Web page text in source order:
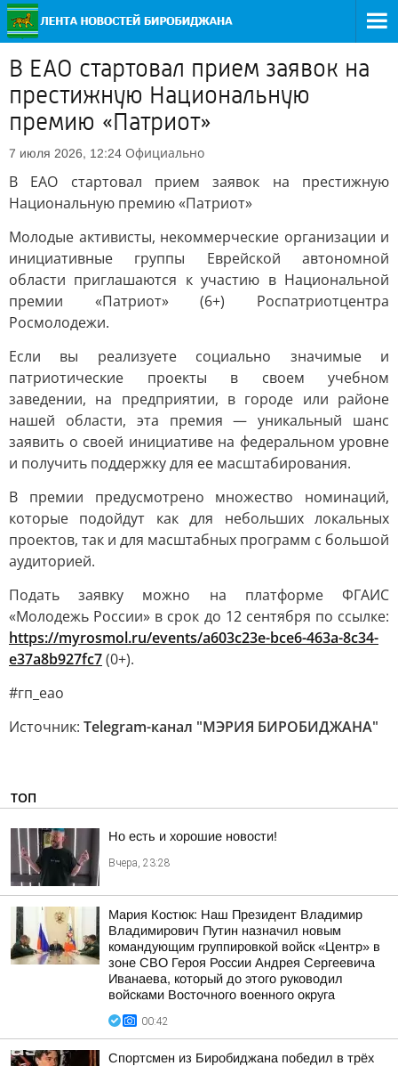
В ЕАО стартовал прием заявок на
престижную Национальную
премию «Патриот»
7 июля 2026, 12:24 Официально
В ЕАО стартовал прием заявок на престижную
Национальную премию «Патриот»
Молодые активисты, некоммерческие организации и
инициативные группы Еврейской автономной
области приглашаются к участию в Национальной
премии «Патриот» (6+) Роспатриотцентра
Росмолодежи.
Если вы реализуете социально значимые и
патриотические проекты в своем учебном
заведении, на предприятии, в городе или районе
нашей области, эта премия — уникальный шанс
заявить о своей инициативе на федеральном уровне
и получить поддержку для ее масштабирования.
В премии предусмотрено множество номинаций,
которые подойдут как для небольших локальных
проектов, так и для масштабных программ с большой
аудиторией.
Подать заявку можно на платформе ФГАИС
«Молодежь России» в срок до 12 сентября по ссылке:
https://myrosmol.ru/events/a603c23e-bce6-463a-8c34-
e37a8b927fc7(0+).
#гп_еао
Источник: Telegram-канал "МЭРИЯ БИРОБИДЖАНА"
ТОП
Но есть и хорошие новости!
Вчера, 23:28
Мария Костюк: Наш Президент Владимир
Владимирович Путин назначил новым
командующим группировкой войск «Центр» в
зоне СВО Героя России Андрея Сергеевича
Иванаева, который до этого руководил
войсками Восточного военного округа
00:42
Спортсмен из Биробиджана победил в трёх